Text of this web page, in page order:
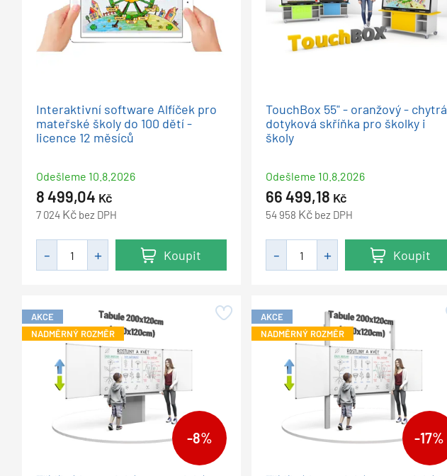
Interaktivní software Alfíček pro
mateřské školy do 100 dětí -
licence 12 měsíců
Odešleme 10.8.2026
8 499,04 Kč
7 024 Kč bez DPH
Koupit
TouchBox 55" - oranžový - chytrá
dotyková skříňka pro školky i
školy
Odešleme 10.8.2026
66 499,18 Kč
54 958 Kč bez DPH
Koupit
AKCE
NADMĚRNÝ ROZMĚR
-8%
AKCE
NADMĚRNÝ ROZMĚR
-17%